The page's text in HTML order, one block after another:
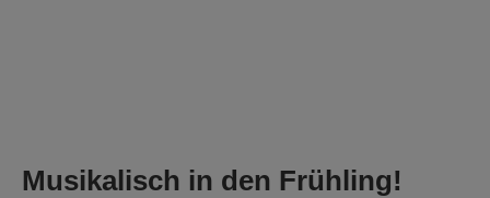
Musikalisch in den Frühling!